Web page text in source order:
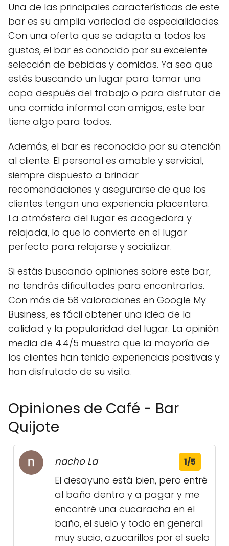
Una de las principales características de este
bar es su amplia variedad de especialidades.
Con una oferta que se adapta a todos los
gustos, el bar es conocido por su excelente
selección de bebidas y comidas. Ya sea que
estés buscando un lugar para tomar una
copa después del trabajo o para disfrutar de
una comida informal con amigos, este bar
tiene algo para todos.
Además, el bar es reconocido por su atención
al cliente. El personal es amable y servicial,
siempre dispuesto a brindar
recomendaciones y asegurarse de que los
clientes tengan una experiencia placentera.
La atmósfera del lugar es acogedora y
relajada, lo que lo convierte en el lugar
perfecto para relajarse y socializar.
Si estás buscando opiniones sobre este bar,
no tendrás dificultades para encontrarlas.
Con más de 58 valoraciones en Google My
Business, es fácil obtener una idea de la
calidad y la popularidad del lugar. La opinión
media de 4.4/5 muestra que la mayoría de
los clientes han tenido experiencias positivas y
han disfrutado de su visita.
Opiniones de Café - Bar
Quijote
nacho La 1/5
El desayuno está bien, pero entré
al baño dentro y a pagar y me
encontré una cucaracha en el
baño, el suelo y todo en general
muy sucio, azucarillos por el suelo